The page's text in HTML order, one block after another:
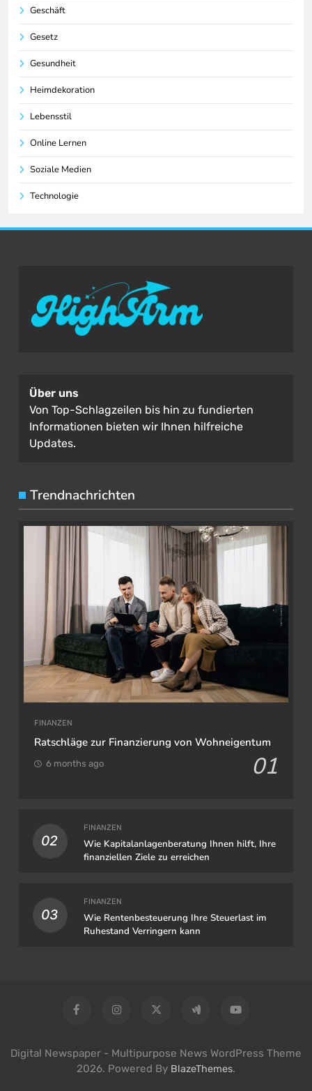
Geschäft
Gesetz
Gesundheit
Heimdekoration
Lebensstil
Online Lernen
Soziale Medien
Technologie
Über uns
Von Top-Schlagzeilen bis hin zu fundierten
Informationen bieten wir Ihnen hilfreiche
Updates.
Trendnachrichten
FINANZEN
Ratschläge zur Finanzierung von Wohneigentum
01
6 months ago
02
FINANZEN
Wie Kapitalanlagenberatung Ihnen hilft, Ihre
finanziellen Ziele zu erreichen
03
FINANZEN
Wie Rentenbesteuerung Ihre Steuerlast im
Ruhestand Verringern kann
Digital Newspaper - Multipurpose News WordPress Theme
2026. Powered By BlazeThemes.